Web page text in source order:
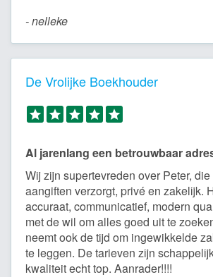
- nelleke
De Vrolijke Boekhouder
Al jarenlang een betrouwbaar
Wij zijn supertevreden over Peter,
aangiften verzorgt, privé en zakelijk.
accuraat, communicatief, modern
met de wil om alles goed uit te
neemt ook de tijd om ingewikkelde
te leggen. De tarieven zijn
kwaliteit echt top. Aanrader!!!!